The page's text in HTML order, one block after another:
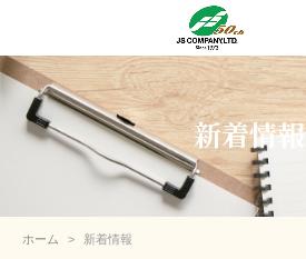
新着情報
ホーム 新着情報